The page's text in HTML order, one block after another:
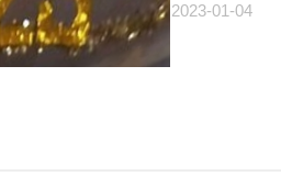
2023-01-04